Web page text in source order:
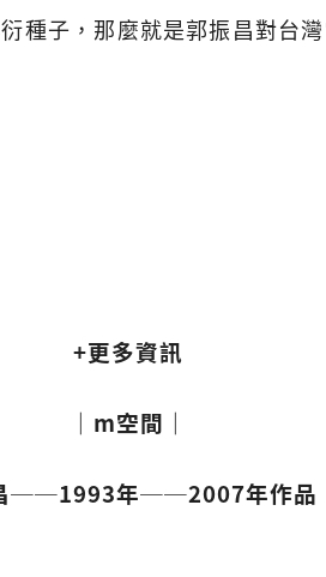
種子，那麼就是郭振昌對台
+更多資訊
｜m空間｜
──1993年──2007年作品